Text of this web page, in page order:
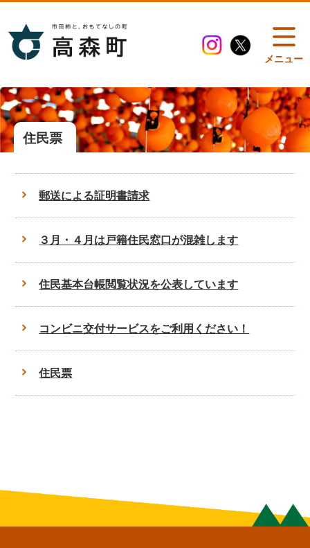
メニュー
住民票
郵送による証明書請求
３月・４月は戸籍住民窓口が混雑します
住民基本台帳閲覧状況を公表しています
コンビニ交付サービスをご利用ください！
住民票